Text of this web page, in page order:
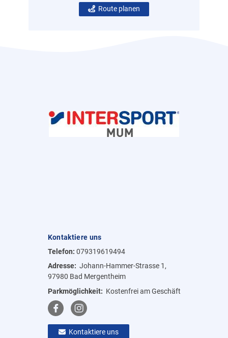
Route planen
Kontaktiere uns
Telefon: 079319619494
Adresse: Johann-Hammer-Strasse 1,
97980 Bad Mergentheim
Parkmöglichkeit: Kostenfrei am Geschäft
Kontaktiere uns